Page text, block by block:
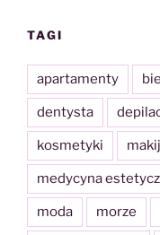
TAGI
apartamenty
dentysta
kosmetyki
medycyna
moda morze